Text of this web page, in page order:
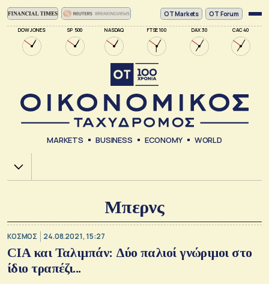
DOW JONES SP 500 NASDAQ FTSE 100 DAX 30 CAC 40
ΟΤ Markets OT Forum
MARKETS BUSINESS ECONOMY WORLD
Χ.Α.
Μπερνς
ΚΟΣΜΟΣ 24.08.2021, 15:27
CIA και Ταλιμπάν: Δύο παλιοί γνώριμοι στο
ίδιο τραπέζι...